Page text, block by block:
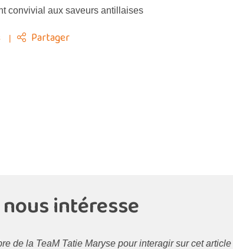
convivial aux saveurs antillaises
Partager
intéresse
de la TeaM Tatie Maryse pour interagir sur cet article